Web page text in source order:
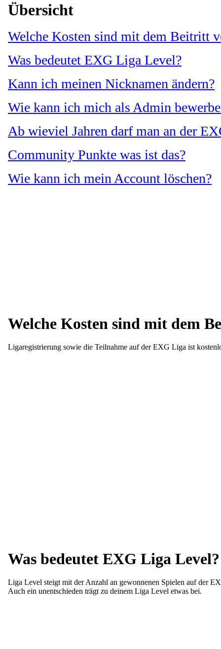
Übersicht
Welche Kosten sind mit dem Beitritt
Was bedeutet EXG Liga Level?
Kann ich meinen Nicknamen ändern?
Wie kann ich mich als Admin
Ab wieviel Jahren darf man an der
Community Punkte was ist das?
Wie kann ich mein Account löschen?
Welche Kosten sind mit dem
Ligaregistrierung sowie die Teilnahme auf der EXG Liga ist
Was bedeutet EXG Liga Level?
Liga Level steigt mit der Anzahl an gewonnenen Spielen auf der
Auch ein unentschieden trägt zu deinem Liga Level etwas bei.